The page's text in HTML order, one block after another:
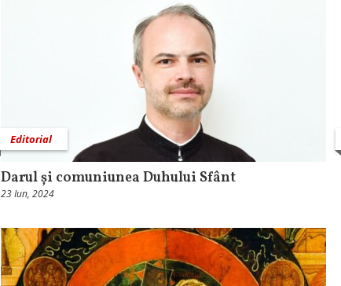
Editorial
Darul și comuniunea Duhului Sfânt
23 Iun, 2024